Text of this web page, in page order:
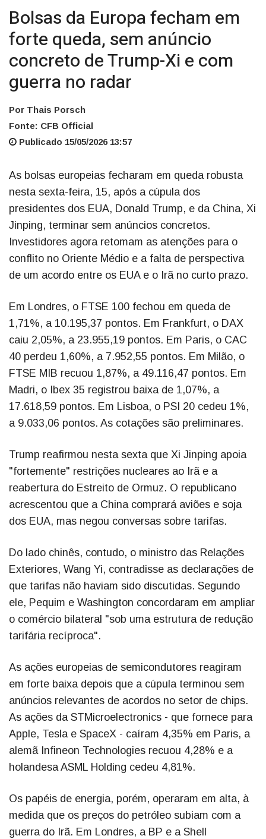
Bolsas da Europa fecham em
forte queda, sem anúncio
concreto de Trump-Xi e com
guerra no radar
Por Thais Porsch
Fonte: CFB Official
Publicado 15/05/2026 13:57
As bolsas europeias fecharam em queda robusta
nesta sexta-feira, 15, após a cúpula dos
presidentes dos EUA, Donald Trump, e da China, Xi
Jinping, terminar sem anúncios concretos.
Investidores agora retomam as atenções para o
conflito no Oriente Médio e a falta de perspectiva
de um acordo entre os EUA e o Irã no curto prazo.
Em Londres, o FTSE 100 fechou em queda de
1,71%, a 10.195,37 pontos. Em Frankfurt, o DAX
caiu 2,05%, a 23.955,19 pontos. Em Paris, o CAC
40 perdeu 1,60%, a 7.952,55 pontos. Em Milão, o
FTSE MIB recuou 1,87%, a 49.116,47 pontos. Em
Madri, o Ibex 35 registrou baixa de 1,07%, a
17.618,59 pontos. Em Lisboa, o PSI 20 cedeu 1%,
a 9.033,06 pontos. As cotações são preliminares.
Trump reafirmou nesta sexta que Xi Jinping apoia
"fortemente" restrições nucleares ao Irã e a
reabertura do Estreito de Ormuz. O republicano
acrescentou que a China comprará aviões e soja
dos EUA, mas negou conversas sobre tarifas.
Do lado chinês, contudo, o ministro das Relações
Exteriores, Wang Yi, contradisse as declarações de
que tarifas não haviam sido discutidas. Segundo
ele, Pequim e Washington concordaram em ampliar
o comércio bilateral "sob uma estrutura de redução
tarifária recíproca".
As ações europeias de semicondutores reagiram
em forte baixa depois que a cúpula terminou sem
anúncios relevantes de acordos no setor de chips.
As ações da STMicroelectronics - que fornece para
Apple, Tesla e SpaceX - caíram 4,35% em Paris, a
alemã Infineon Technologies recuou 4,28% e a
holandesa ASML Holding cedeu 4,81%.
Os papéis de energia, porém, operaram em alta, à
medida que os preços do petróleo subiam com a
guerra do Irã. Em Londres, a BP e a Shell